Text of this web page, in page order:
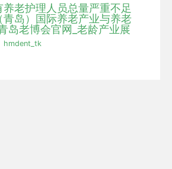
老护理人员总量严重不足
岛）国际养老产业与养老
岛老博会官网_老龄产业展
hmdent_tk